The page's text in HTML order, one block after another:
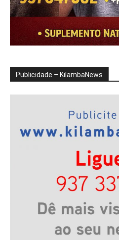
Publicidade – KilambaNews